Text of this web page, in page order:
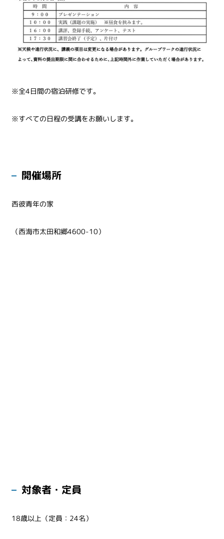
※全4日間の宿泊研修です。
※すべての日程の受講をお願いします。
開催場所
西彼青年の家
（西海市太田和郷4600-10）
対象者・定員
18歳以上（定員：24名）